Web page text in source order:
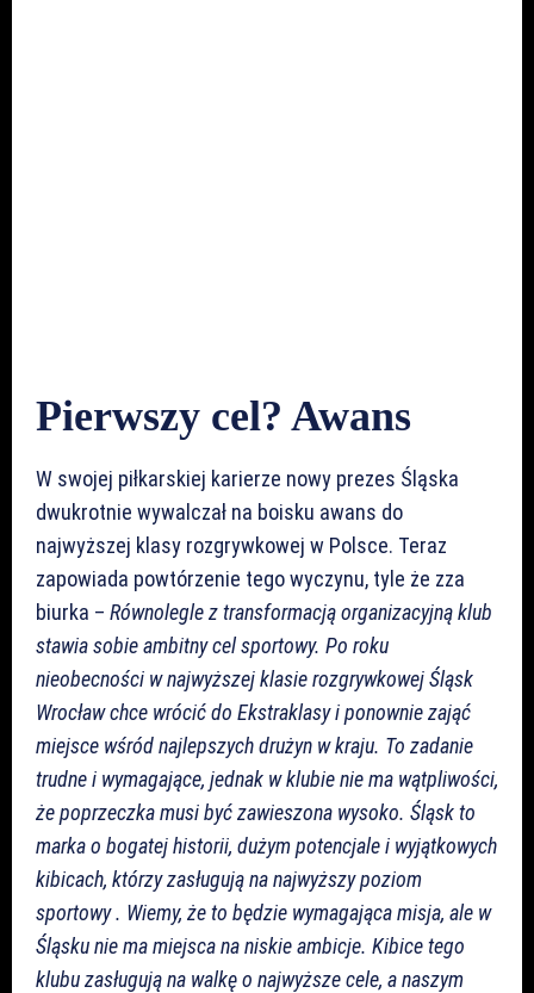
Pierwszy cel? Awans
W swojej piłkarskiej karierze nowy prezes Śląska
dwukrotnie wywalczał na boisku awans do
najwyższej klasy rozgrywkowej w Polsce. Teraz
zapowiada powtórzenie tego wyczynu, tyle że zza
biurka – Równolegle z transformacją organizacyjną klub
stawia sobie ambitny cel sportowy. Po roku
nieobecności w najwyższej klasie rozgrywkowej Śląsk
Wrocław chce wrócić do Ekstraklasy i ponownie zająć
miejsce wśród najlepszych drużyn w kraju. To zadanie
trudne i wymagające, jednak w klubie nie ma wątpliwości,
że poprzeczka musi być zawieszona wysoko. Śląsk to
marka o bogatej historii, dużym potencjale i wyjątkowych
kibicach, którzy zasługują na najwyższy poziom
sportowy . Wiemy, że to będzie wymagająca misja, ale w
Śląsku nie ma miejsca na niskie ambicje. Kibice tego
klubu zasługują na walkę o najwyższe cele, a naszym